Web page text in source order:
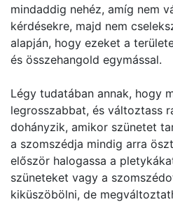
mindaddig nehéz, amíg nem
kérdésekre, majd nem
alapján, hogy ezeket a
és összehangold egymással.
Légy tudatában annak, hogy
legrosszabbat, és változtass
dohányzik, amikor szünetet
a szomszédja mindig arra
először halogassa a
szüneteket vagy a
kiküszöbölni, de